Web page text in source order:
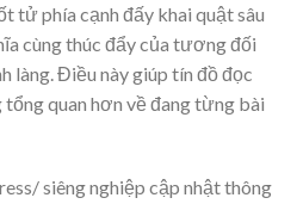
tử phía cạnh đấy khai quật sâu
cùng thúc đẩy của tương đối
làng. Điều này giúp tín đồ đọc
quan hơn về đang từng bài
siêng nghiệp cập nhật thông